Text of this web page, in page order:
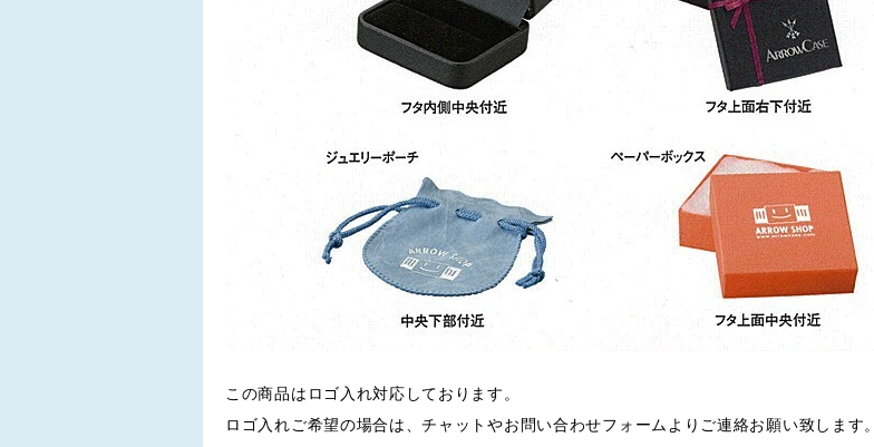
この商品はロゴ入れ対応しております。
ロゴ入れご希望の場合は、チャットやお問い合わせフォームよりご連絡お願い致します。